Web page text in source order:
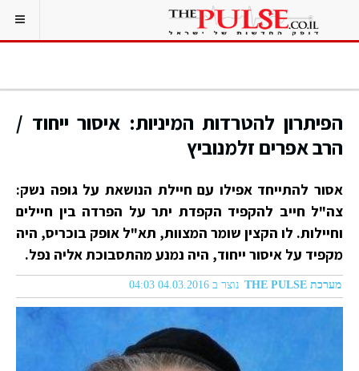
הפיתרון להטרדות המיניות: איסור ייחוד /
הרב אפרים זלמנוביץ
אסור להתייחד אפילו עם חיילת הנושאת על גופה נשק:
צה"ל חייב להקפיד הקפדת יתר על הפרדה בין חיילים
וחיילות. לו הקצין שומר המצוות, תא"ל אופק בוכריס, היה
מקפיד על איסור ייחוד, היה נמנע מהתסבוכת אליה נפל.
מערכת THE PULSE נוצר ב 04.03.2016 04:03